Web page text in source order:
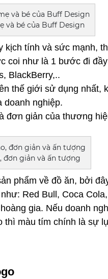
và bé của Buff Design
tính và sức mạnh,
coi như là 1 bước đi
BlackBerry,..
thế giới sử dụng nhất,
doanh nghiệp.
đơn giản của thương
đơn giản và ấn tượng
phẩm về đồ ăn, bởi
Red Bull, Coca
gia. Nếu doanh
thì màu tím chính là sự